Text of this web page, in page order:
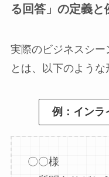
る回答」の定義と
実際のビジネスシー
とは、以下のような
例：インラ
〇〇様